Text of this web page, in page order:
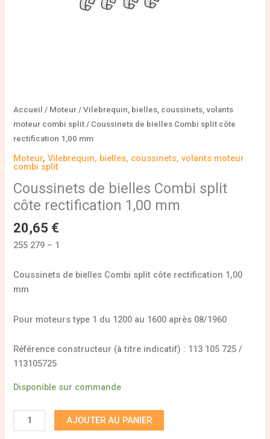
Accueil / Moteur /Vilebrequin, bielles, coussinets, volants
moteur combi split / Coussinets de bielles Combi split côte
rectification 1,00 mm
Moteur,Vilebrequin, bielles, coussinets, volants moteur
combi split
Coussinets de bielles Combi split
côte rectification 1,00 mm
20,65 €
255 279 – 1
Coussinets de bielles Combi split côte rectification 1,00
mm
Pour moteurs type 1 du 1200 au 1600 après 08/1960
Référence constructeur (à titre indicatif) : 113 105 725 /
113105725
Disponible sur commande
AJOUTER AU PANIER